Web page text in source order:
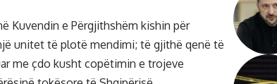
Kuvendin e Përgjithshëm kishin për
unitet të plotë mendimi; të gjithë qenë të
me çdo kusht copëtimin e trojeve